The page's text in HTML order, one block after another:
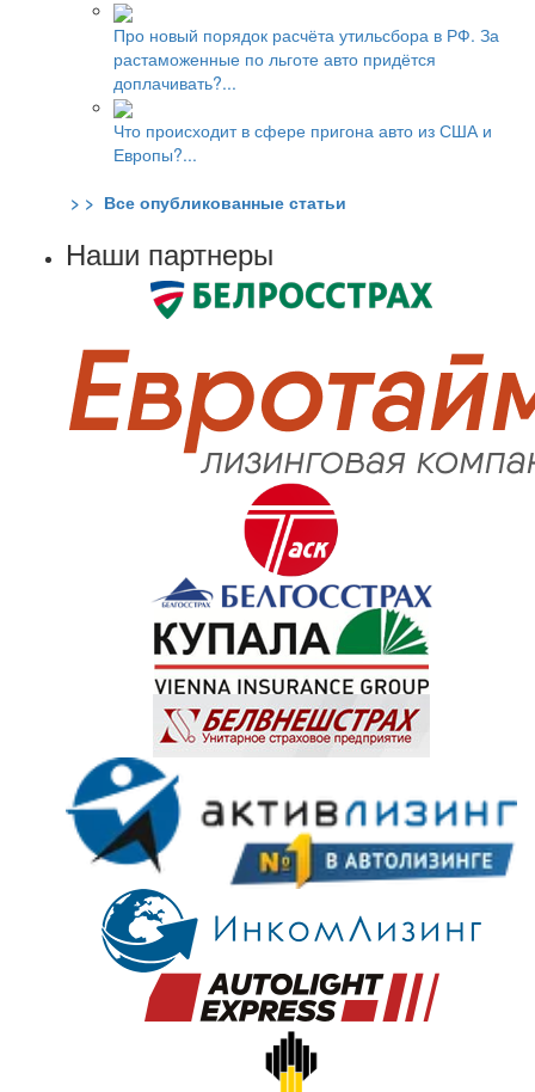
Про новый порядок расчёта утильсбора в РФ. За
растаможенные по льготе авто придётся
доплачивать?...
Что происходит в сфере пригона авто из США и
Европы?...
> > Все опубликованные статьи
Наши партнеры